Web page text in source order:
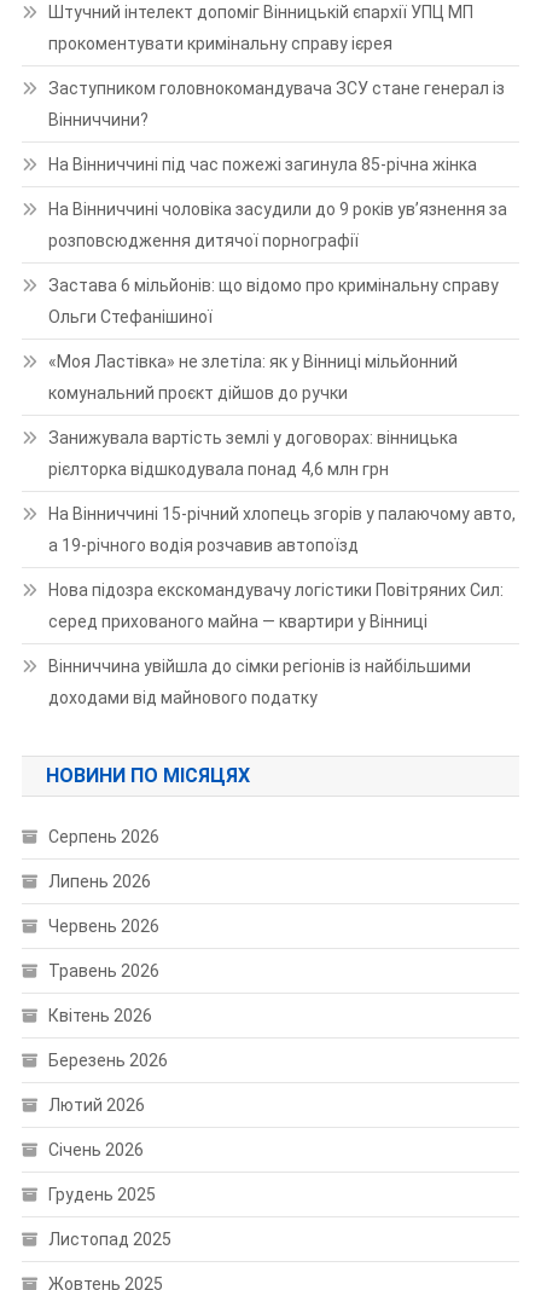
Штучний інтелект допоміг Вінницькій єпархії УПЦ МП
прокоментувати кримінальну справу ієрея
Заступником головнокомандувача ЗСУ стане генерал із
Вінниччини?
На Вінниччині під час пожежі загинула 85-річна жінка
На Вінниччині чоловіка засудили до 9 років ув’язнення за
розповсюдження дитячої порнографії
Застава 6 мільйонів: що відомо про кримінальну справу
Ольги Стефанішиної
«Моя Ластівка» не злетіла: як у Вінниці мільйонний
комунальний проєкт дійшов до ручки
Занижувала вартість землі у договорах: вінницька
рієлторка відшкодувала понад 4,6 млн грн
На Вінниччині 15-річний хлопець згорів у палаючому авто,
а 19-річного водія розчавив автопоїзд
Нова підозра екскомандувачу логістики Повітряних Сил:
серед прихованого майна — квартири у Вінниці
Вінниччина увійшла до сімки регіонів із найбільшими
доходами від майнового податку
НОВИНИ ПО МІСЯЦЯХ
Серпень 2026
Липень 2026
Червень 2026
Травень 2026
Квітень 2026
Березень 2026
Лютий 2026
Січень 2026
Грудень 2025
Листопад 2025
Жовтень 2025